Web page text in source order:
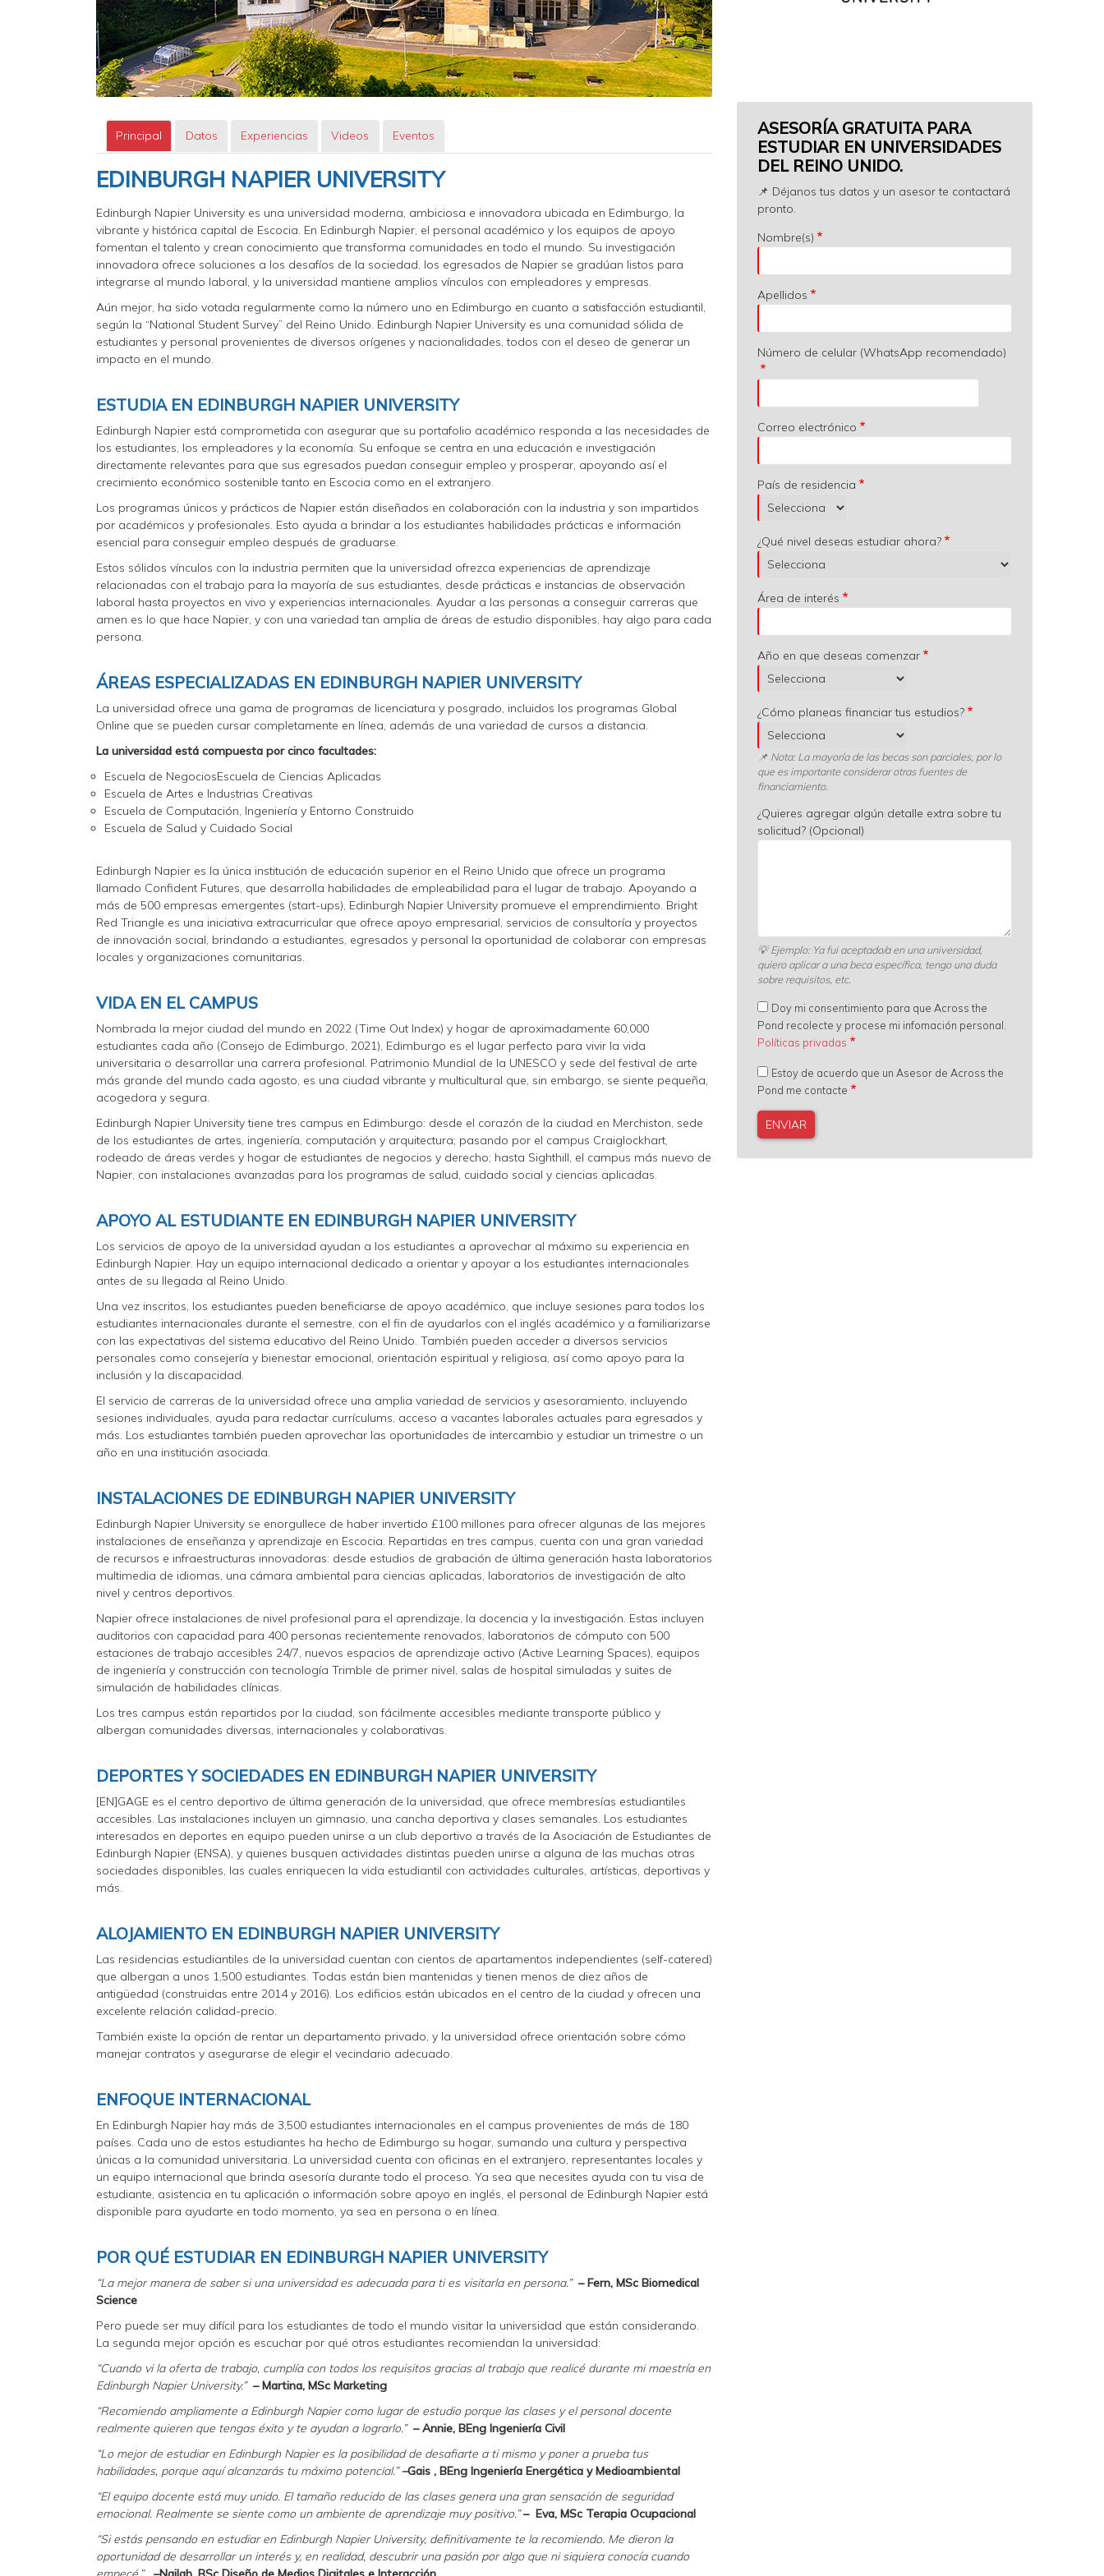
Principal Datos Experiencias Videos Eventos
EDINBURGH NAPIER UNIVERSITY
Edinburgh Napier University es una universidad moderna, ambiciosa e innovadora ubicada en Edimburgo, la
vibrante y histórica capital de Escocia. En Edinburgh Napier, el personal académico y los equipos de apoyo
fomentan el talento y crean conocimiento que transforma comunidades en todo el mundo. Su investigación
innovadora ofrece soluciones a los desafíos de la sociedad, los egresados de Napier se gradúan listos para
integrarse al mundo laboral, y la universidad mantiene amplios vínculos con empleadores y empresas.
Aún mejor, ha sido votada regularmente como la número uno en Edimburgo en cuanto a satisfacción estudiantil,
según la “National Student Survey” del Reino Unido. Edinburgh Napier University es una comunidad sólida de
estudiantes y personal provenientes de diversos orígenes y nacionalidades, todos con el deseo de generar un
impacto en el mundo.
ESTUDIA EN EDINBURGH NAPIER UNIVERSITY
Edinburgh Napier está comprometida con asegurar que su portafolio académico responda a las necesidades de
los estudiantes, los empleadores y la economía. Su enfoque se centra en una educación e investigación
directamente relevantes para que sus egresados puedan conseguir empleo y prosperar, apoyando así el
crecimiento económico sostenible tanto en Escocia como en el extranjero.
Los programas únicos y prácticos de Napier están diseñados en colaboración con la industria y son impartidos
por académicos y profesionales. Esto ayuda a brindar a los estudiantes habilidades prácticas e información
esencial para conseguir empleo después de graduarse.
Estos sólidos vínculos con la industria permiten que la universidad ofrezca experiencias de aprendizaje
relacionadas con el trabajo para la mayoría de sus estudiantes, desde prácticas e instancias de observación
laboral hasta proyectos en vivo y experiencias internacionales. Ayudar a las personas a conseguir carreras que
amen es lo que hace Napier, y con una variedad tan amplia de áreas de estudio disponibles, hay algo para cada
persona.
ÁREAS ESPECIALIZADAS EN EDINBURGH NAPIER UNIVERSITY
La universidad ofrece una gama de programas de licenciatura y posgrado, incluidos los programas Global
Online que se pueden cursar completamente en línea, además de una variedad de cursos a distancia.
La universidad está compuesta por cinco facultades:
Escuela de NegociosEscuela de Ciencias Aplicadas
Escuela de Artes e Industrias Creativas
Escuela de Computación, Ingeniería y Entorno Construido
Escuela de Salud y Cuidado Social
Edinburgh Napier es la única institución de educación superior en el Reino Unido que ofrece un programa
llamado Confident Futures, que desarrolla habilidades de empleabilidad para el lugar de trabajo. Apoyando a
más de 500 empresas emergentes (start-ups), Edinburgh Napier University promueve el emprendimiento. Bright
Red Triangle es una iniciativa extracurricular que ofrece apoyo empresarial, servicios de consultoría y proyectos
de innovación social, brindando a estudiantes, egresados y personal la oportunidad de colaborar con empresas
locales y organizaciones comunitarias.
VIDA EN EL CAMPUS
Nombrada la mejor ciudad del mundo en 2022 (Time Out Index) y hogar de aproximadamente 60,000
estudiantes cada año (Consejo de Edimburgo, 2021), Edimburgo es el lugar perfecto para vivir la vida
universitaria o desarrollar una carrera profesional. Patrimonio Mundial de la UNESCO y sede del festival de arte
más grande del mundo cada agosto, es una ciudad vibrante y multicultural que, sin embargo, se siente pequeña,
acogedora y segura.
Edinburgh Napier University tiene tres campus en Edimburgo: desde el corazón de la ciudad en Merchiston, sede
de los estudiantes de artes, ingeniería, computación y arquitectura; pasando por el campus Craiglockhart,
rodeado de áreas verdes y hogar de estudiantes de negocios y derecho; hasta Sighthill, el campus más nuevo de
Napier, con instalaciones avanzadas para los programas de salud, cuidado social y ciencias aplicadas.
APOYO AL ESTUDIANTE EN EDINBURGH NAPIER UNIVERSITY
Los servicios de apoyo de la universidad ayudan a los estudiantes a aprovechar al máximo su experiencia en
Edinburgh Napier. Hay un equipo internacional dedicado a orientar y apoyar a los estudiantes internacionales
antes de su llegada al Reino Unido.
Una vez inscritos, los estudiantes pueden beneficiarse de apoyo académico, que incluye sesiones para todos los
estudiantes internacionales durante el semestre, con el fin de ayudarlos con el inglés académico y a familiarizarse
con las expectativas del sistema educativo del Reino Unido. También pueden acceder a diversos servicios
personales como consejería y bienestar emocional, orientación espiritual y religiosa, así como apoyo para la
inclusión y la discapacidad.
El servicio de carreras de la universidad ofrece una amplia variedad de servicios y asesoramiento, incluyendo
sesiones individuales, ayuda para redactar currículums, acceso a vacantes laborales actuales para egresados y
más. Los estudiantes también pueden aprovechar las oportunidades de intercambio y estudiar un trimestre o un
año en una institución asociada.
INSTALACIONES DE EDINBURGH NAPIER UNIVERSITY
Edinburgh Napier University se enorgullece de haber invertido £100 millones para ofrecer algunas de las mejores
instalaciones de enseñanza y aprendizaje en Escocia. Repartidas en tres campus, cuenta con una gran variedad
de recursos e infraestructuras innovadoras: desde estudios de grabación de última generación hasta laboratorios
multimedia de idiomas, una cámara ambiental para ciencias aplicadas, laboratorios de investigación de alto
nivel y centros deportivos.
Napier ofrece instalaciones de nivel profesional para el aprendizaje, la docencia y la investigación. Estas incluyen
auditorios con capacidad para 400 personas recientemente renovados, laboratorios de cómputo con 500
estaciones de trabajo accesibles 24/7, nuevos espacios de aprendizaje activo (Active Learning Spaces), equipos
de ingeniería y construcción con tecnología Trimble de primer nivel, salas de hospital simuladas y suites de
simulación de habilidades clínicas.
Los tres campus están repartidos por la ciudad, son fácilmente accesibles mediante transporte público y
albergan comunidades diversas, internacionales y colaborativas.
DEPORTES Y SOCIEDADES EN EDINBURGH NAPIER UNIVERSITY
[EN]GAGE es el centro deportivo de última generación de la universidad, que ofrece membresías estudiantiles
accesibles. Las instalaciones incluyen un gimnasio, una cancha deportiva y clases semanales. Los estudiantes
interesados en deportes en equipo pueden unirse a un club deportivo a través de la Asociación de Estudiantes de
Edinburgh Napier (ENSA), y quienes busquen actividades distintas pueden unirse a alguna de las muchas otras
sociedades disponibles, las cuales enriquecen la vida estudiantil con actividades culturales, artísticas, deportivas y
más.
ALOJAMIENTO EN EDINBURGH NAPIER UNIVERSITY
Las residencias estudiantiles de la universidad cuentan con cientos de apartamentos independientes (self-catered)
que albergan a unos 1,500 estudiantes. Todas están bien mantenidas y tienen menos de diez años de
antigüedad (construidas entre 2014 y 2016). Los edificios están ubicados en el centro de la ciudad y ofrecen una
excelente relación calidad-precio.
También existe la opción de rentar un departamento privado, y la universidad ofrece orientación sobre cómo
manejar contratos y asegurarse de elegir el vecindario adecuado.
ENFOQUE INTERNACIONAL
En Edinburgh Napier hay más de 3,500 estudiantes internacionales en el campus provenientes de más de 180
países. Cada uno de estos estudiantes ha hecho de Edimburgo su hogar, sumando una cultura y perspectiva
únicas a la comunidad universitaria. La universidad cuenta con oficinas en el extranjero, representantes locales y
un equipo internacional que brinda asesoría durante todo el proceso. Ya sea que necesites ayuda con tu visa de
estudiante, asistencia en tu aplicación o información sobre apoyo en inglés, el personal de Edinburgh Napier está
disponible para ayudarte en todo momento, ya sea en persona o en línea.
POR QUÉ ESTUDIAR EN EDINBURGH NAPIER UNIVERSITY
“La mejor manera de saber si una universidad es adecuada para ti es visitarla en persona.” – Fern, MSc Biomedical
Science
Pero puede ser muy difícil para los estudiantes de todo el mundo visitar la universidad que están considerando.
La segunda mejor opción es escuchar por qué otros estudiantes recomiendan la universidad:
“Cuando vi la oferta de trabajo, cumplía con todos los requisitos gracias al trabajo que realicé durante mi maestría en
Edinburgh Napier University.”– Martina, MSc Marketing
“Recomiendo ampliamente a Edinburgh Napier como lugar de estudio porque las clases y el personal docente
realmente quieren que tengas éxito y te ayudan a lograrlo.” – Annie, BEng Ingeniería Civil
“Lo mejor de estudiar en Edinburgh Napier es la posibilidad de desafiarte a ti mismo y poner a prueba tus
habilidades, porque aquí alcanzarás tu máximo potencial.”–Gais , BEng Ingeniería Energética y Medioambiental
“El equipo docente está muy unido. El tamaño reducido de las clases genera una gran sensación de seguridad
emocional. Realmente se siente como un ambiente de aprendizaje muy positivo.” – Eva, MSc Terapia Ocupacional
“Si estás pensando en estudiar en Edinburgh Napier University, definitivamente te la recomiendo. Me dieron la
oportunidad de desarrollar un interés y, en realidad, descubrir una pasión por algo que ni siquiera conocía cuando
ASESORÍA GRATUITA PARA
ESTUDIAR EN UNIVERSIDADES
DEL REINO UNIDO.
📌 Déjanos tus datos y un asesor te contactará
pronto.
Nombre(s)
Apellidos
Número de celular (WhatsApp recomendado)
Correo electrónico
País de residencia
¿Qué nivel deseas estudiar ahora?
Área de interés
Año en que deseas comenzar
¿Cómo planeas financiar tus estudios?
📌 Nota: La mayoría de las becas son parciales, por lo
que es importante considerar otras fuentes de
financiamiento.
¿Quieres agregar algún detalle extra sobre tu
solicitud? (Opcional)
💡Ejemplo: Ya fui aceptado/a en una universidad,
quiero aplicar a una beca específica, tengo una duda
sobre requisitos, etc.
Doy mi consentimiento para que Across the
Pond recolecte y procese mi infomación personal.
Políticas privadas
Estoy de acuerdo que un Asesor de Across the
Pond me contacte